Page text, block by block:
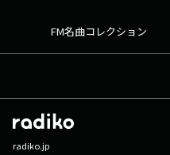
FM名曲コレクション
radiko.jp